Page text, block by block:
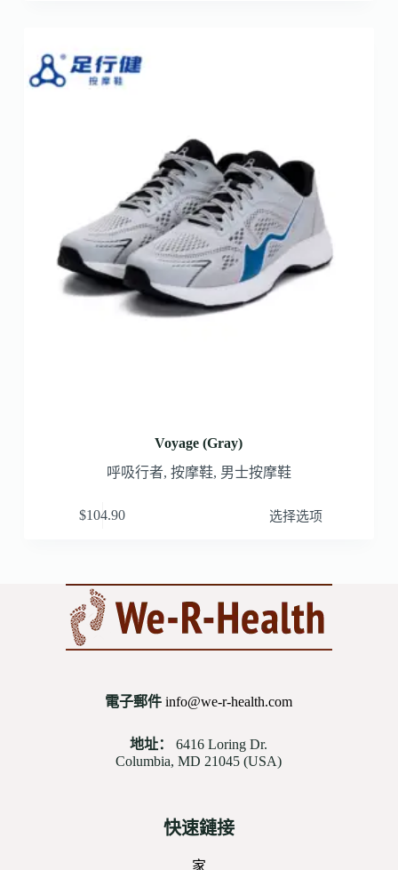
Voyage (Gray)
呼吸行者, 按摩鞋, 男士按摩鞋
$104.90 选择选项
電子郵件 info@we-r-health.com
地址：
6416 Loring Dr.
Columbia, MD 21045 (USA)
快速鏈接
家